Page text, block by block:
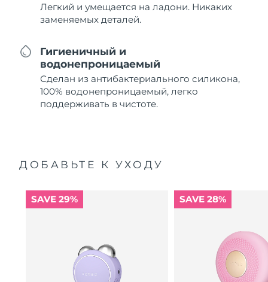
Легкий и умещается на ладони. Никаких
заменяемых деталей.
Гигиеничный и
водонепроницаемый
Сделан из антибактериального силикона,
100% водонепроницаемый, легко
поддерживать в чистоте.
ДОБАВЬТЕ К УХОДУ
SAVE 29% SAVE 28%